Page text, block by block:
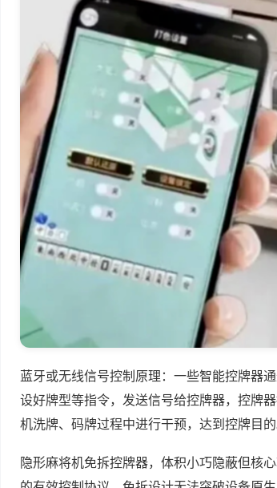
蓝牙或无线信号控制原理：一些智能控牌器
设好牌型等指令，发送信号给控牌器，控牌
机洗牌、码牌过程中进行干预，达到控牌目的
隐形麻将机免拆控牌器，体积小巧隐蔽但核